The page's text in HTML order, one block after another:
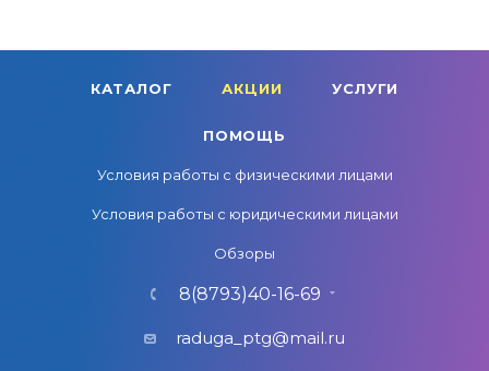
КАТАЛОГ АКЦИИ УСЛУГИ
ПОМОЩЬ
Условия работы с физическими лицами
Условия работы с юридическими лицами
Обзоры
8(8793)40-16-69
raduga_ptg@mail.ru